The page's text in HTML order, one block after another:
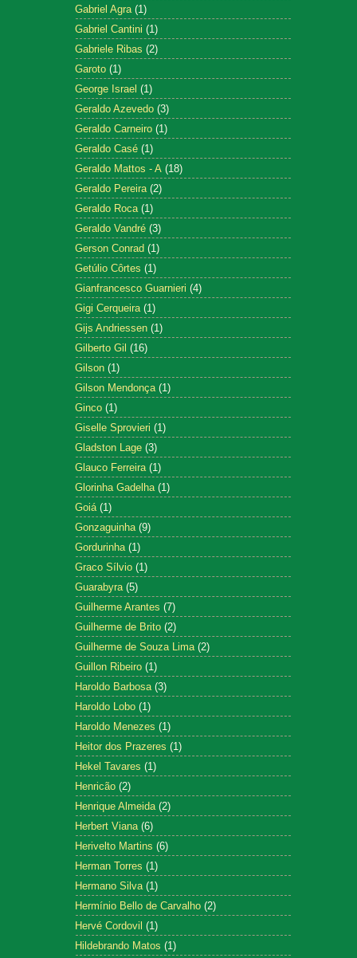
Gabriel Agra (1)
Gabriel Cantini (1)
Gabriele Ribas (2)
Garoto (1)
George Israel (1)
Geraldo Azevedo (3)
Geraldo Carneiro (1)
Geraldo Casé (1)
Geraldo Mattos - A (18)
Geraldo Pereira (2)
Geraldo Roca (1)
Geraldo Vandré (3)
Gerson Conrad (1)
Getúlio Côrtes (1)
Gianfrancesco Guarnieri (4)
Gigi Cerqueira (1)
Gijs Andriessen (1)
Gilberto Gil (16)
Gilson (1)
Gilson Mendonça (1)
Ginco (1)
Giselle Sprovieri (1)
Gladston Lage (3)
Glauco Ferreira (1)
Glorinha Gadelha (1)
Goiá (1)
Gonzaguinha (9)
Gordurinha (1)
Graco Sílvio (1)
Guarabyra (5)
Guilherme Arantes (7)
Guilherme de Brito (2)
Guilherme de Souza Lima (2)
Guillon Ribeiro (1)
Haroldo Barbosa (3)
Haroldo Lobo (1)
Haroldo Menezes (1)
Heitor dos Prazeres (1)
Hekel Tavares (1)
Henricão (2)
Henrique Almeida (2)
Herbert Viana (6)
Herivelto Martins (6)
Herman Torres (1)
Hermano Silva (1)
Hermínio Bello de Carvalho (2)
Hervé Cordovil (1)
Hildebrando Matos (1)